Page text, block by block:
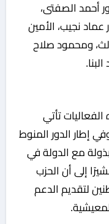
أحمد الصفتى،
نجيب، الأمين
ومحمود صلاح
تأتي
إطار الدور المنوط
مع الدولة في
إلى أن الحزب
لتقديم الدعم